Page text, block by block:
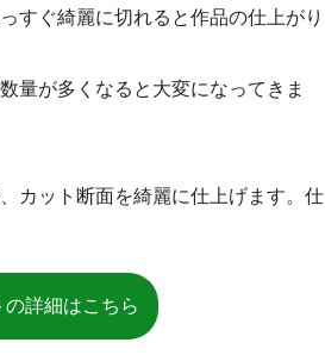
すぐ綺麗に切れると作品の仕上がり
量が多くなると大変になってきま
カット断面を綺麗に仕上げます。仕
詳細はこちら